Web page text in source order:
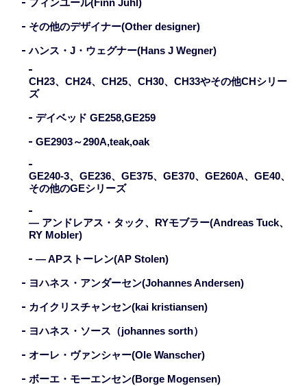
フィンユール(Finn Juhl)
その他のデザイナー(Other designer)
ハンス・J・ウェグナー(Hans J Wegner)
CH23、CH24、CH25、CH30、CH33やその他CHシリー
ズ
デイベッド GE258,GE259
GE2903～290A,teak,oak
GE240-3、GE236、GE375、GE370、GE260A、GE40、
その他のGEシリーズ
— アンドレアス・タック、RYモブラー(Andreas Tuck、
RY Mobler)
— APストーレン(AP Stolen)
ヨハネス・アンダーセン(Johannes Andersen)
カイクリスチャンセン(kai kristiansen)
ヨハネス・ソース（johannes sorth）
オーレ・ヴァンシャー(Ole Wanscher)
ボーエ・モーエンセン(Borge Mogensen)